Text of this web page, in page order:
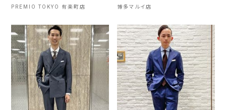
PREMIO TOKYO 有楽町店 博多マルイ店